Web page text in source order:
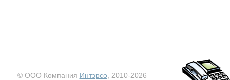
© ООО Компания Интэрсо , 2010-2026